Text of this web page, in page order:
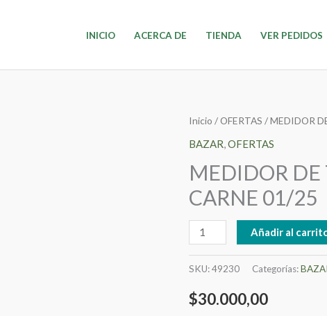
INICIO ACERCA DE TIENDA VER PEDIDOS
Inicio /OFERTAS / MEDIDOR
BAZAR,OFERTAS
MEDIDOR DE
CARNE 01/25
MEDIDOR
DE
PARA
CARNE
cantidad
Añadir al
SKU:49230 Categorías:
$30.000,00